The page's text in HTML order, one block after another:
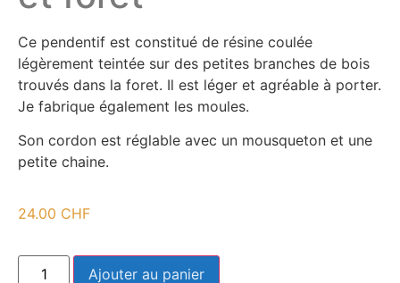
Ce pendentif est constitué de résine coulée
légèrement teintée sur des petites branches de bois
trouvés dans la foret. Il est léger et agréable à porter.
Je fabrique également les moules.
Son cordon est réglable avec un mousqueton et une
petite chaine.
24.00 CHF
Ajouter au panier